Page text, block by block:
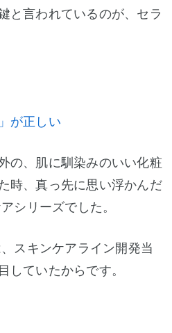
と言われているのが、セラ
が正しい
の、肌に馴染みのいい化粧
時、真っ先に思い浮かんだ
シリーズでした。
スキンケアライン開発当
していたからです。